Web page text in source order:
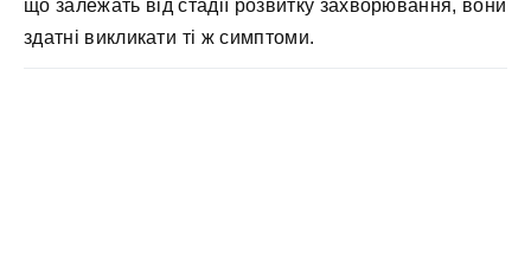
що залежать від стадії розвитку захворювання, вони
здатні викликати ті ж симптоми.